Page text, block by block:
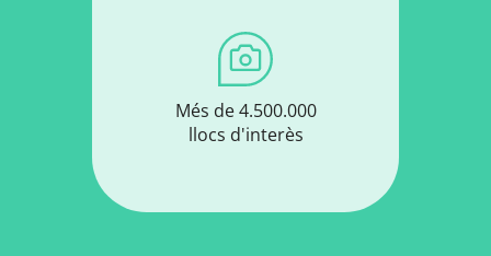
Més de 4.500.000
llocs d'interès